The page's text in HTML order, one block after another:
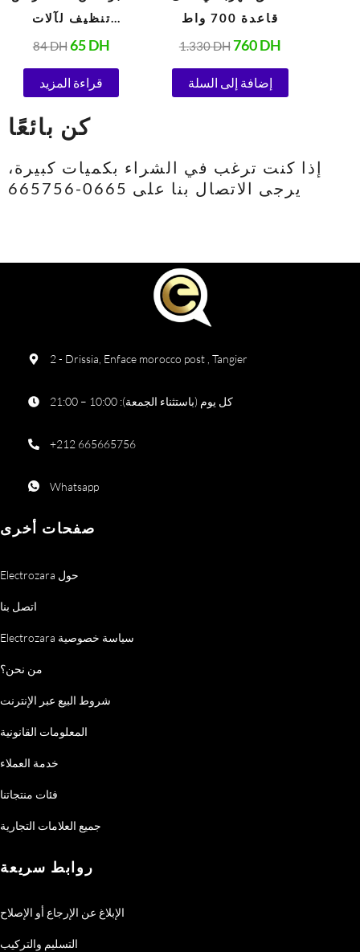
تنظيف لآلات
الإسبريسو
84DH65DH
قراءة المزيد
قاعدة 700 واط
1.330DH760DH
إضافة إلى السلة
كن بائعًا
إذا كنت ترغب في الشراء بكميات كبيرة،
يرجى الاتصال بنا على 0665-665756
2 - Drissia, Enface morocco post , Tangier
كل يوم (باستثناء الجمعة): 10:00 – 21:00
+212 665665756
Whatsapp
صفحات أخرى
Electrozara حول
اتصل بنا
Electrozara سياسة خصوصية
من نحن؟
شروط البيع عبر الإنترنت
المعلومات القانونية
خدمة العملاء
فئات منتجاتنا
جميع العلامات التجارية
روابط سريعة
الإبلاغ عن الإرجاع أو الإصلاح
التسليم والتركيب